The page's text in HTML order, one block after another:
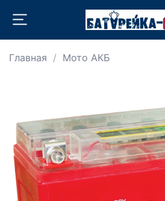
Главная Мото АКБ